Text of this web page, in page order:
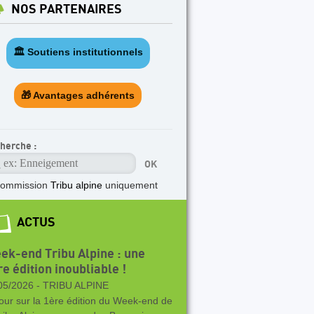
NOS PARTENAIRES
🏛️ Soutiens institutionnels
🎁 Avantages adhérents
:
Tribu alpine uniquement
ACTUS
end Tribu Alpine : une
édition inoubliable !
2026 - TRIBU ALPINE
sur la 1ère édition du Week-end de